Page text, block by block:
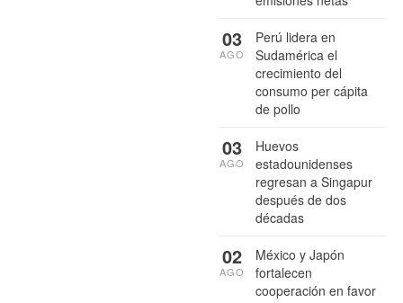
Perú lidera en
Sudamérica el
crecimiento del
consumo per cápita
de pollo
03
AGO
Huevos
estadounidenses
regresan a Singapur
después de dos
décadas
03
AGO
México y Japón
fortalecen
cooperación en favor
02
AGO